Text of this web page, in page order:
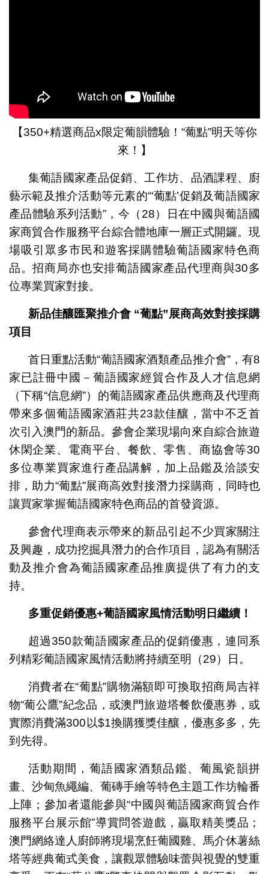
【350+精選商品x限定葡韻體驗！“葡點”明天等你
來！】
集葡語國家產品促銷、工作坊、品酒課程、廚
藝示範及推介活動等元素的“‘葡點’促銷及葡語國家
產品體驗系列活動”，今（28）日在中國與葡語國
家商貿合作服務平台綜合體地庫一層正式開鑼。現
場吸引眾多市民和遊客採購體驗葡語國家特色商
品。招商局亦也安排葡語國家產品代理商與30多
位專業買家對接。
新品佳釀匯聚推介會 “葡點”展商高效對接採購
項目
首日重點活動“葡語國家酒類產品推介會”，有8
家已註冊中國－葡語國家經貿合作及人才信息網
（下稱“信息網”）的葡語國家產品供應商及代理商
帶來多個葡語國家酒莊共23款佳釀，當中不乏首
次引入澳門的新品。參會企業現場向來自綜合旅遊
休閑企業、電商平台、餐飲、零售、商協會等30
多位專業買家進行產品講解，加上品鑑及洽談安
排，助力“葡點”展商高效對接潛力採購商，同時也
讓買家掌握葡語國家特色商品的首發資源。
參會代理商表示帶來的新品引起不少買家關注
及興趣，成功挖掘具潛力的合作項目，認為有關活
動及推介會為葡語國家產品推廣提供了有力的支
持。
多重促銷優惠+葡語國家風情活動明日繼續！
超過350款葡語國家產品的促銷優惠，連同系
列精彩葡語國家風情活動將持續至明（29）日。
消費者在“葡點”購物滿額即可換取招商局吉祥
物“葡公鷹”紀念品，或澳門旅遊塔餐飲優惠券，或
實際消費滿300以$1換購獲獎佳釀，優惠多多，先
到先得。
活動期間，葡語國家酒類品鑑、葡風瓷韻拼
畫、沙甸魚繩編、葡磚手繪等特色主題工作坊輪番
上陣；參加者還能參與“中國與葡語國家商貿合作
服務平台展示館”導賞問答遊戲，贏取精美獎品；
澳門網絡達人廚師將現場烹飪葡國雞、馬介休薯絲
塔等經典葡式美食，讓觀眾體驗味蕾與視覺的雙重